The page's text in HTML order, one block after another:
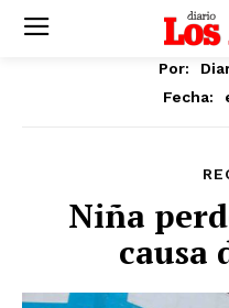
Por:
Fecha:
Niña
causa